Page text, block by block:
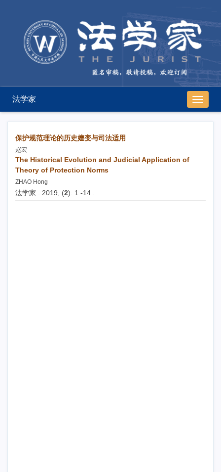
导
航
切
法学家
保护规范理论的历史嬗变与司法适用
赵宏
The Historical Evolution and Judicial Application of
Theory of Protection Norms
ZHAO Hong
法学家 . 2019, (2): 1 -14 .